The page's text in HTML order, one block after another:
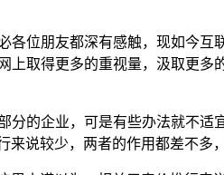
位朋友都深有感触，现如今
上取得更多的重视量，汲取更
分的企业，可是有些办法就不
说较少，两者的作用都差不多